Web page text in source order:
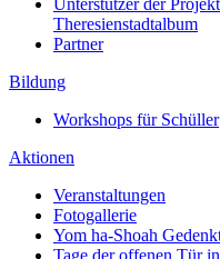
Unterstützer der
Theresienstadtalbum
Partner
Bildung
Workshops für Schüller
Aktionen
Veranstaltungen
Fotogallerie
Yom ha-Shoah